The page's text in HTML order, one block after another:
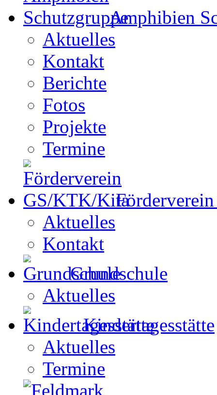
Amphibien
Aktuelles
Kontakt
Berichte
Fotos
Projekte
Termine
Aktuelles
Kontakt
Grundschule
Aktuelles
Kindertagesstätte
Aktuelles
Termine